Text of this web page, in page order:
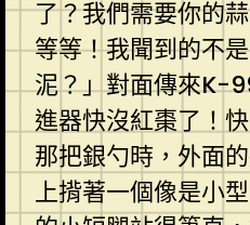
了？我們需要你的
等等！我聞到的不
泥？」對面傳來K-
進器快沒紅棗了！
那把銀勺時，外面
上揹著一個像是小